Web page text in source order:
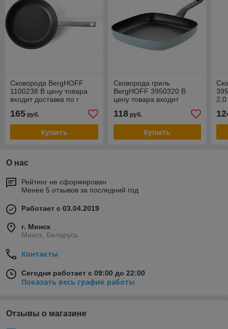
Сковорода BergHOFF
1100238 В цену товара
входит доставка по г
165 руб.
Купить
Сковорода гриль
BergHOFF 3950320 В
цену товара входит
118руб.
Купить
2,0
О нас
Рейтинг не сформирован
Менее 5 отзывов за последний год
Работает с 03.04.2019
г. Минск
Минск, Беларусь
Контакты
Сегодня работает с 09:00 до 22:00
Показать весь график работы
Отзывы о магазине